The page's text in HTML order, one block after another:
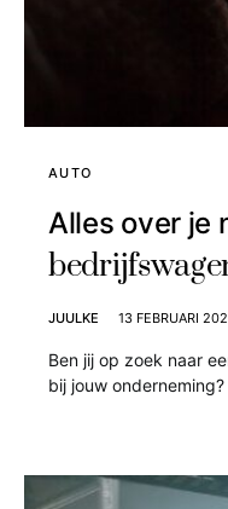
AUTO
Alles over je
JUULKE 13 FEBRUARI
Ben jij op zoek naar
bij jouw